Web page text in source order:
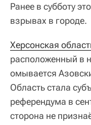
Ранее в субботу
взрывах в городе.
Херсонская
расположенный в
омывается
Область стала
референдума в
сторона не